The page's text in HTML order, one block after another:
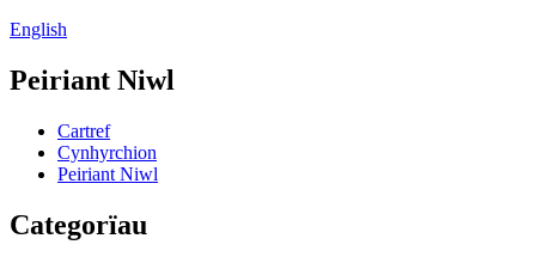
English
Peiriant Niwl
Cartref
Cynhyrchion
Peiriant Niwl
Categorïau